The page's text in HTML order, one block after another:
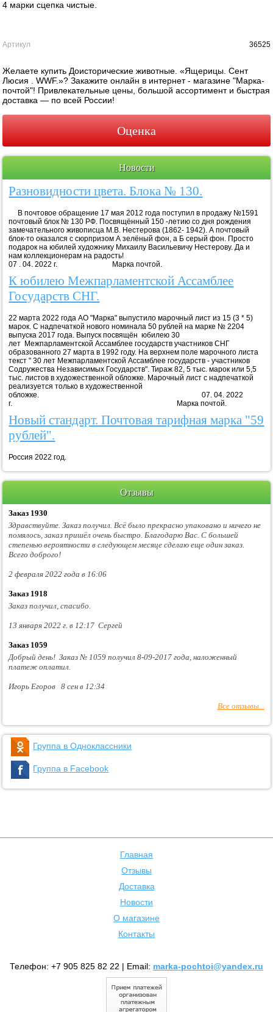
4 марки сцепка чистые.
Артикул 36525
Желаете купить Доисторические животные. «Ящерицы. Сент
Люсия . WWF.»? Закажите онлайн в интернет - магазине "Марка-
почтой"! Привлекательные цены, большой ассортимент и быстрая
доставка — по всей России!
Оценка
Новости
Разновидности цвета. Блока № 130.
В почтовое обращение 17 мая 2012 года поступил в продажу №1591
почтовый блок № 130 РФ. Посвящённый 150 -летию со дня рождения
замечательного живописца М.В. Нестерова (1862- 1942). А почтовый
блок-то оказался с сюрпризом А зелёный фон, а Б серый фон. Просто
подарок на юбилей художнику Михаилу Васильевичу Нестерову. Да и
нам коллекционерам на радость!
07 . 04. 2022 г. Марка почтой.
К юбилею Межпарламентской Ассамблее
Государств СНГ.
22 марта 2022 года АО "Марка" выпустило марочный лист из 15 (3 * 5)
марок. С надпечаткой нового номинала 50 рублей на марке № 2204
выпуска 2017 года. Выпуск посвящён юбилею 30
лет Межпарламентской Ассамблее государств участников СНГ
образованного 27 марта в 1992 году. На верхнем поле марочного листа
текст " 30 лет Межпарламентской Ассамблее государств - участников
Содружества Независимых Государств". Тираж 82, 5 тыс. марок или 5,5
тыс. листов в художественной обложке. Марочный лист с надпечаткой
реализуется только в художественной
обложке. 07. 04. 2022
г. Марка почтой.
Новый стандарт. Почтовая тарифная марка "59
рублей".
Россия 2022 год.
Отзывы
Заказ 1930
Здравствуйте. Заказ получил. Всё было прекрасно упаковано и ничего не
помялось, заказ пришёл очень быстро. Благодарю Вас. С большей
степенью вероятности в следующем месяце сделаю еще один заказ.
Всего доброго!
2 февраля 2022 года в 16:06
Заказ 1918
Заказ получил, спасибо.
13 января 2022 г. в 12:17 Сергей
Заказ 1059
Добрый день! Заказ № 1059 получил 8-09-2017 года, наложенный
платеж оплатил.
Игорь Егоров 8 сен в 12:34
Все отзывы...
Группа в Одноклассники
Группа в Facebook
Главная
Отзывы
Доставка
Новости
О магазине
Контакты
Телефон: +7 905 825 82 22 | Email: marka-pochtoi@yandex.ru